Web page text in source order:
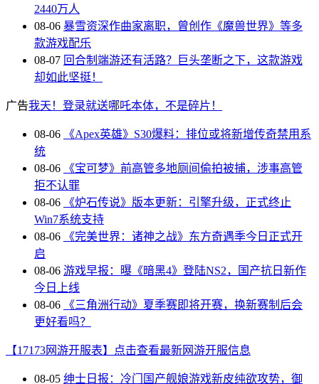
2440万人
08-06 暴雪资深作曲家离职，曾创作《魔兽世界》等多
款游戏配乐
08-07 回合制端游还有活路？巨头垄断之下，这款游戏
却如此坚挺！
广告我天！登录就送哪吒本体，不是碎片！
08-06
《Apex英雄》S30爆料：排位或将新增传奇禁用系
统
08-06
《宝可梦》前高管多地厕间偷拍被捕，涉事高管
拒不认罪
08-06
《炉石传说》版本更新：引擎升级，正式终止
Win7系统支持
08-06
《完美世界：诸神之战》东方奇遇季今日正式开
启
08-06 游戏早报：曝《暗黑4》登陆NS2，国产抗日新作
今日上线
08-06
《三角洲行动》夏季赛即将开赛，换新赛制后会
更好看吗？
【17173网游开服表】点击查看最新网游开服信息
08-05 绅士日报：冷门国产舰娘游戏新皮纯欲攻势，御